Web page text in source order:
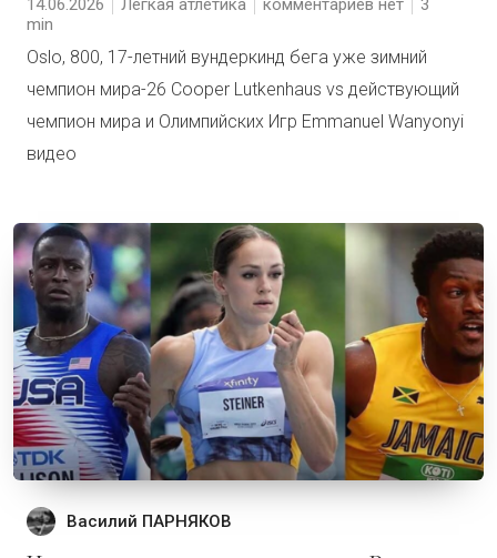
14.06.2026 Лёгкая атлетика комментариев нет 3
Oslo, 800, 17-летний вундеркинд бега уже зимний
чемпион мира-26 Cooper Lutkenhaus vs действующий
чемпион мира и Олимпийских Игр Emmanuel Wanyonyi
видео
Василий ПАРНЯКОВ